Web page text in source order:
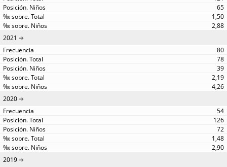
65
1,50
2,88
2021
80
78
39
2,19
4,26
2020
54
126
72
1,48
2,90
2019